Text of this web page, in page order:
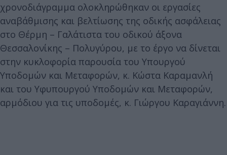
χρονοδιάγραμμα ολοκληρώθηκαν οι εργασίες
αναβάθμισης και βελτίωσης της οδικής ασφάλειας
στο Θέρμη – Γαλάτιστα του οδικού άξονα
Θεσσαλονίκης – Πολυγύρου, με το έργο να δίνεται
στην κυκλοφορία παρουσία του Υπουργού
Υποδομών και Μεταφορών, κ. Κώστα Καραμανλή
και του Υφυπουργού Υποδομών και Μεταφορών,
αρμόδιου για τις υποδομές, κ. Γιώργου Καραγιάννη.